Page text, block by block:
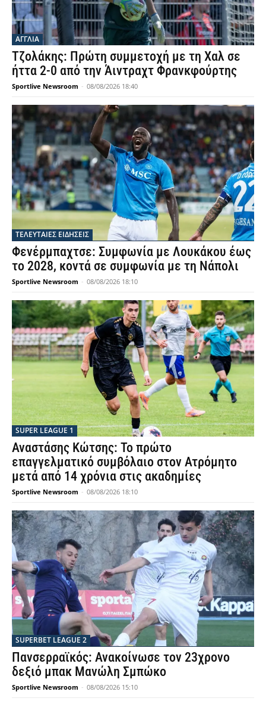
ΑΓΓΛΙΑ
Τζολάκης: Πρώτη συμμετοχή με τη Χαλ σε
ήττα 2-0 από την Άιντραχτ Φρανκφούρτης
Sportlive Newsroom - 08/08/2026 18:40
ΤΕΛΕΥΤΑΙΕΣ ΕΙΔΗΣΕΙΣ
Φενέρμπαχτσε: Συμφωνία με Λουκάκου έως
το 2028, κοντά σε συμφωνία με τη Νάπολι
Sportlive Newsroom - 08/08/2026 18:10
SUPER LEAGUE 1
Αναστάσης Κώτσης: Το πρώτο
επαγγελματικό συμβόλαιο στον Ατρόμητο
μετά από 14 χρόνια στις ακαδημίες
Sportlive Newsroom - 08/08/2026 18:10
SUPERBET LEAGUE 2
Πανσερραϊκός: Ανακοίνωσε τον 23χρονο
δεξιό μπακ Μανώλη Σμπώκο
Sportlive Newsroom - 08/08/2026 15:10